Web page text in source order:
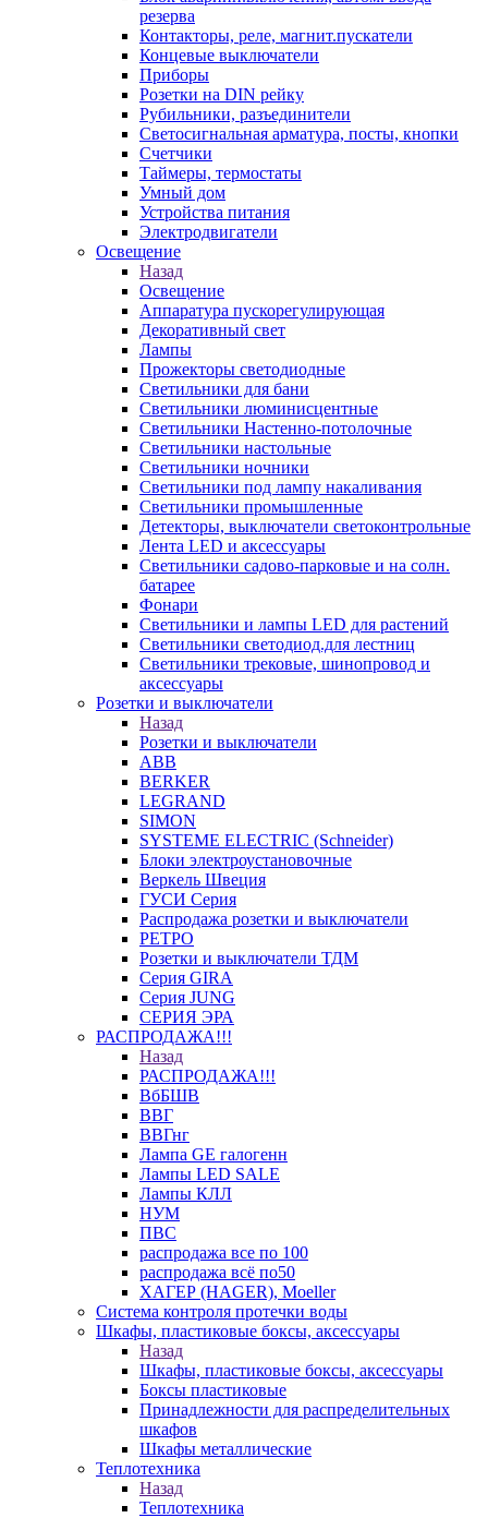
резерва
Контакторы, реле, магнит.пускатели
Концевые выключатели
Приборы
Розетки на DIN рейку
Рубильники, разъединители
Светосигнальная арматура, посты, кнопки
Счетчики
Таймеры, термостаты
Умный дом
Устройства питания
Электродвигатели
Освещение
Назад
Освещение
Аппаратура пускорегулирующая
Декоративный свет
Лампы
Прожекторы светодиодные
Светильники для бани
Светильники люминисцентные
Светильники Настенно-потолочные
Светильники настольные
Светильники ночники
Светильники под лампу накаливания
Светильники промышленные
Детекторы, выключатели светоконтрольные
Лента LED и аксессуары
Светильники садово-парковые и на солн.
батарее
Фонари
Светильники и лампы LED для растений
Светильники светодиод.для лестниц
Светильники трековые, шинопровод и
аксессуары
Розетки и выключатели
Назад
Розетки и выключатели
ABB
BERKER
LEGRAND
SIMON
SYSTEME ELECTRIC (Schneider)
Блоки электроустановочные
Веркель Швеция
ГУСИ Серия
Распродажа розетки и выключатели
РЕТРО
Розетки и выключатели ТДМ
Серия GIRA
Серия JUNG
СЕРИЯ ЭРА
РАСПРОДАЖА!!!
Назад
РАСПРОДАЖА!!!
ВбБШВ
ВВГ
ВВГнг
Лампа GE галогенн
Лампы LED SALE
Лампы КЛЛ
НУМ
ПВС
распродажа все по 100
распродажа всё по50
ХАГЕР (HAGER), Moeller
Система контроля протечки воды
Шкафы, пластиковые боксы, аксессуары
Назад
Шкафы, пластиковые боксы, аксессуары
Боксы пластиковые
Принадлежности для распределительных
шкафов
Шкафы металлические
Теплотехника
Назад
Теплотехника